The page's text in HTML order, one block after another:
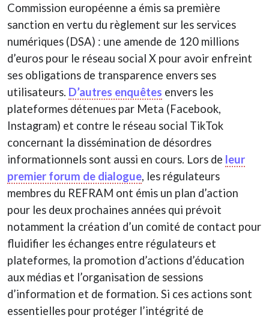
Commission européenne a émis sa première
sanction en vertu du règlement sur les services
numériques (DSA) : une amende de 120 millions
d’euros pour le réseau social X pour avoir enfreint
ses obligations de transparence envers ses
utilisateurs. D’autres enquêtes envers les
plateformes détenues par Meta (Facebook,
Instagram) et contre le réseau social TikTok
concernant la dissémination de désordres
informationnels sont aussi en cours. Lors de leur
premier forum de dialogue, les régulateurs
membres du REFRAM ont émis un plan d’action
pour les deux prochaines années qui prévoit
notamment la création d’un comité de contact pour
fluidifier les échanges entre régulateurs et
plateformes, la promotion d’actions d’éducation
aux médias et l’organisation de sessions
d’information et de formation. Si ces actions sont
essentielles pour protéger l’intégrité de